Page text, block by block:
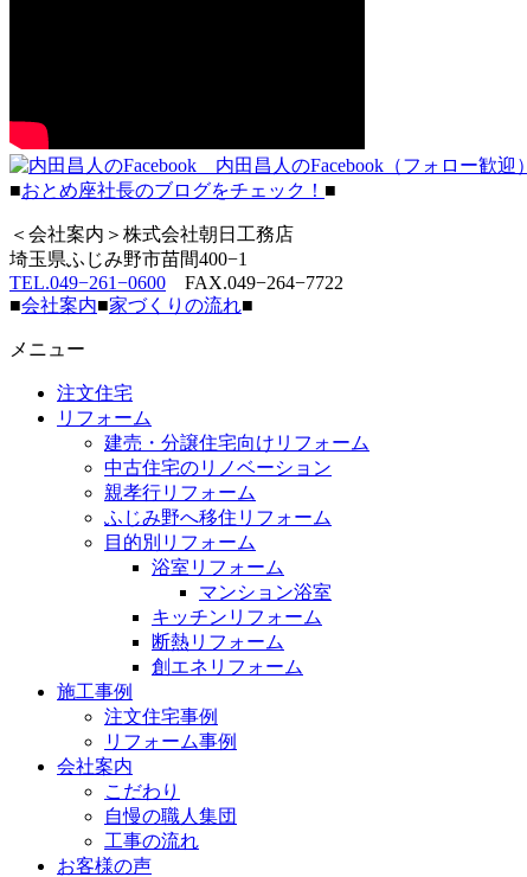
内田昌人のFacebook（フォロー歓迎）
■おとめ座社長のブログをチェック！ ■
＜会社案内＞株式会社朝日工務店
埼玉県ふじみ野市苗間400−1
TEL.049−261−0600 FAX.049−264−7722
■会社案内■家づくりの流れ■
メニュー
注文住宅
リフォーム
建売・分譲住宅向けリフォーム
中古住宅のリノベーション
親孝行リフォーム
ふじみ野へ移住リフォーム
目的別リフォーム
浴室リフォーム
マンション浴室
キッチンリフォーム
断熱リフォーム
創エネリフォーム
施工事例
注文住宅事例
リフォーム事例
会社案内
こだわり
自慢の職人集団
工事の流れ
お客様の声